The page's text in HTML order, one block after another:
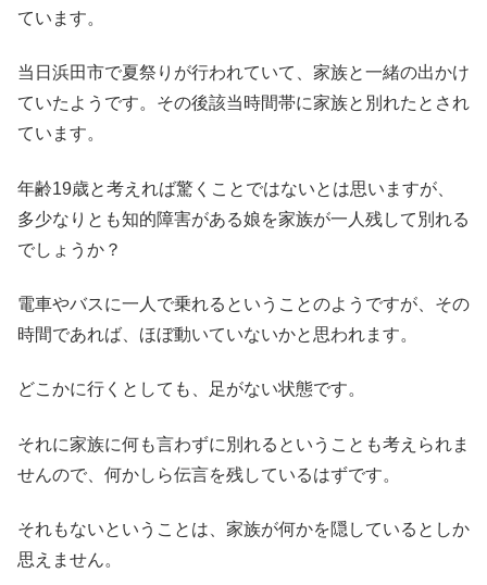
ています。
当日浜田市で夏祭りが行われていて、家族と一緒の出かけ
ていたようです。その後該当時間帯に家族と別れたとされ
ています。
年齢19歳と考えれば驚くことではないとは思いますが、
多少なりとも知的障害がある娘を家族が一人残して別れる
でしょうか？
電車やバスに一人で乗れるということのようですが、その
時間であれば、ほぼ動いていないかと思われます。
どこかに行くとしても、足がない状態です。
それに家族に何も言わずに別れるということも考えられま
せんので、何かしら伝言を残しているはずです。
それもないということは、家族が何かを隠しているとしか
思えません。